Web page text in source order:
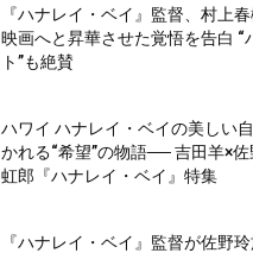
『ハナレイ・ベイ』監督、村上
映画へと昇華させた覚悟を告白 “
ト”も絶賛
ハワイ ハナレイ・ベイの美しい
かれる“希望”の物語── 吉田羊×
虹郎『ハナレイ・ベイ』特集
『ハナレイ・ベイ』監督が佐野